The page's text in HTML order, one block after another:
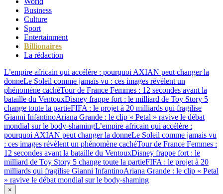
Business
Culture
Sport
Entertainment
Billionaires
La rédaction
L’empire africain qui accélère : pourquoi AXIAN peut changer la
donneLe Soleil comme jamais vu : ces images révèlent un
phénomène cachéTour de France Femmes : 12 secondes avant la
bataille du VentouxDisney frappe fort : le milliard de Toy Story 5
change toute la partieFIFA : le projet à 20 milliards qui fragilise
Gianni InfantinoAriana Grande : le clip « Petal » ravive le débat
mondial sur le body-shamingL’empire africain qui accélère :
pourquoi AXIAN peut changer la donneLe Soleil comme jamais vu
: ces images révèlent un phénomène cachéTour de France Femmes :
12 secondes avant la bataille du VentouxDisney frappe fort : le
milliard de Toy Story 5 change toute la partieFIFA : le projet à 20
milliards qui fragilise Gianni InfantinoAriana Grande : le clip « Petal
» ravive le débat mondial sur le body-shaming
×